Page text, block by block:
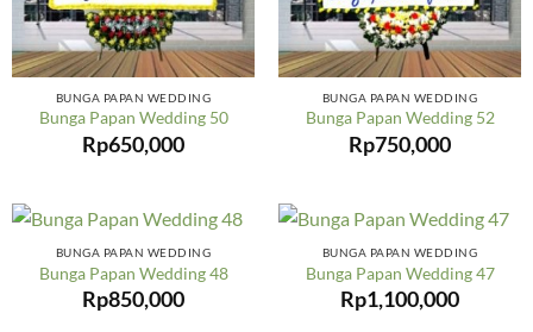
BUNGA PAPAN WEDDING
Bunga Papan Wedding 50
Rp650,000
BUNGA PAPAN WEDDING
Bunga Papan Wedding 52
Rp750,000
BUNGA PAPAN WEDDING
Bunga Papan Wedding 48
Rp850,000
BUNGA PAPAN WEDDING
Bunga Papan Wedding 47
Rp1,100,000